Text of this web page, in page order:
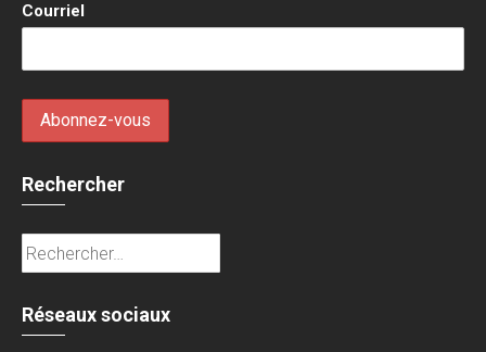
Courriel
Rechercher
Rechercher :
Réseaux sociaux